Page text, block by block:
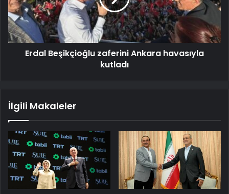
Erdal Beşikçioğlu zaferini Ankara havasıyla
kutladı
İlgili Makaleler